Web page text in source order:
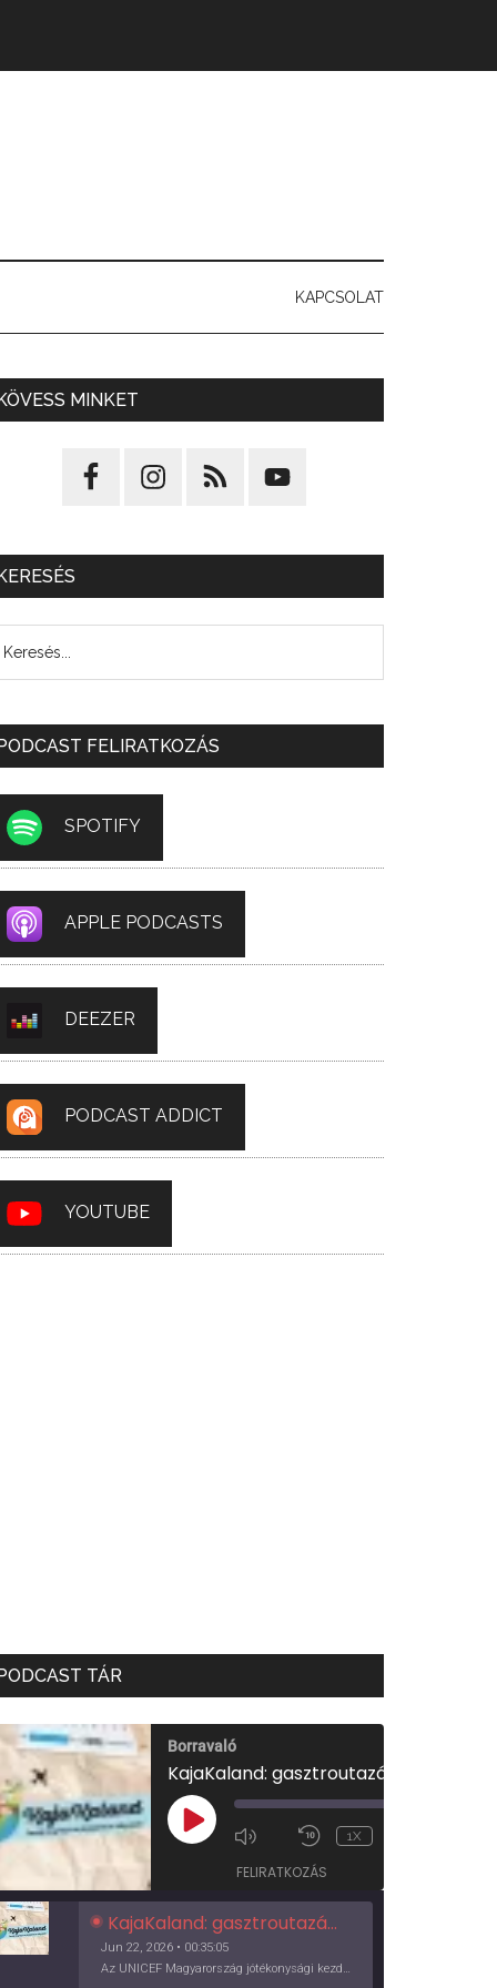
KAPCSOLAT
MINKET
FELIRATKOZÁS
SPOTIFY
APPLE PODCASTS
DEEZER
PODCAST ADDICT
YOUTUBE
TÁR
Borravaló
PLAY
EPISODE
1X
FELIRATKOZÁS
KajaKaland: gasztroutazás a föld körül
Jun 22, 2026 • 00:35:05
Az UNICEF Magyarország jótékonysági kezdeményezése izgalmas, egész éves világkörüli ízutazásra hív, igazi családi program és gasztroedukáció, illetve segítség a rászorulóknak is egyben.